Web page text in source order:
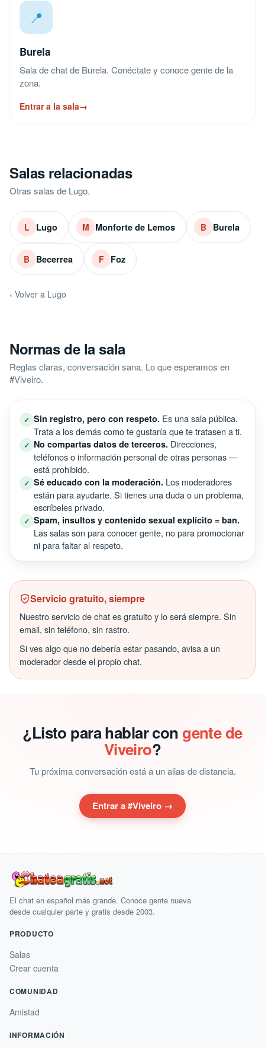
📍
Burela
Sala de chat de Burela. Conéctate y conoce gente de la
zona.
Entrar a la sala→
Salas relacionadas
Otras salas de Lugo.
L Lugo M Monforte de Lemos B Burela
B Becerrea F Foz
‹ Volver a Lugo
Normas de la sala
Reglas claras, conversación sana. Lo que esperamos en
#Viveiro.
✓ Sin registro, pero con respeto. Es una sala pública.
Trata a los demás como te gustaría que te tratasen a ti.
✓ No compartas datos de terceros. Direcciones,
teléfonos o información personal de otras personas —
está prohibido.
✓ Sé educado con la moderación. Los moderadores
están para ayudarte. Si tienes una duda o un problema,
escríbeles privado.
✓ Spam, insultos y contenido sexual explícito = ban.
Las salas son para conocer gente, no para promocionar
ni para faltar al respeto.
Servicio gratuito, siempre
Nuestro servicio de chat es gratuito y lo será siempre. Sin
email, sin teléfono, sin rastro.
Si ves algo que no debería estar pasando, avisa a un
moderador desde el propio chat.
¿Listo para hablar con gente de
Viveiro?
Tu próxima conversación está a un alias de distancia.
Entrar a #Viveiro →
El chat en español más grande. Conoce gente nueva
desde cualquier parte y gratis desde 2003.
PRODUCTO
Salas
Crear cuenta
COMUNIDAD
Amistad
INFORMACIÓN